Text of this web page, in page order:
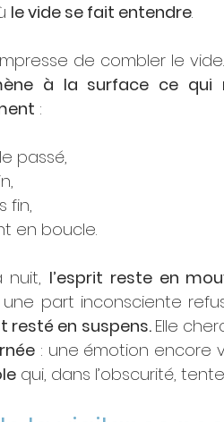
le vide se fait entendre.
de combler le vide.
à la surface ce
:
passé,
fin,
en boucle.
nuit, l’esprit reste en
part inconsciente
resté en suspens. Elle
: une émotion encore
qui, dans l’obscurité,